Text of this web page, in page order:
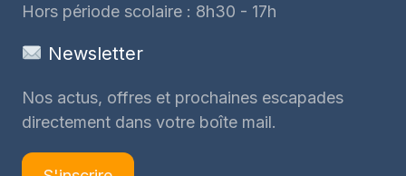
Hors période scolaire : 8h30 - 17h
Newsletter
Nos actus, offres et prochaines escapades
directement dans votre boîte mail.